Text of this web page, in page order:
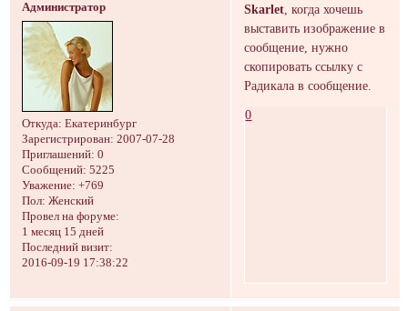
Администратор
Откуда: Екатеринбург
Зарегистрирован: 2007-07-28
Приглашений: 0
Сообщений: 5225
Уважение: +769
Пол: Женский
Провел на форуме:
1 месяц 15 дней
Последний визит:
2016-09-19 17:38:22
Skarlet , когда хочешь
выставить изображение в
сообщение, нужно
скопировать ссылку с
Радикала в сообщение.
0